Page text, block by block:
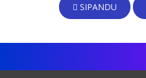
SIPANDU